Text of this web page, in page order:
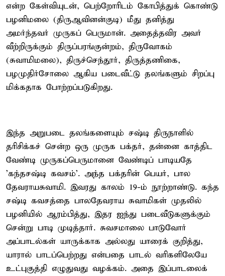
என்ற கேள்வியுடன், பெற்றோரிடம் கோபித்துக் கொண்டு
பழனிமலை (திருஆவினன்குடி) மீது தனித்து
அமர்ந்தவர் முருகப் பெருமான். அதைத்தவிர அவர்
வீற்றிருக்கும் திருப்பரங்குன்றம், திருவோகம்
(சுவாமிமலை), திருச்செந்தூர், திருத்தணிகை,
பழமுதிர்சோலை ஆகிய படைவீட்டு தலங்களும் சிறப்பு
மிக்கதாக போற்றப்படுகிறது.
இந்த அறுபடை தலங்களையும் சஷ்டி திருநாளில்
தரிசிக்கச் சென்ற ஒரு முருக பக்தர், தன்னை காத்திட
வேண்டி முருகப்பெருமானை வேண்டிப் பாடியதே
'கந்தசஷ்டி கவசம்'. அந்த பக்தரின் பெயர், பால
தேவராயசுவாமி. இவரது காலம் 19-ம் நூற்றாண்டு. கந்த
சஷ்டி கவசத்தை பாலதேவராய சுவாமிகள் முதலில்
பழனியில் ஆரம்பித்து, இதர ஐந்து படைவீடுகளுக்கும்
சென்று பாடி முடித்தார். சுவசமாலை பாடுவோர்
அப்பாடல்கள் யாருக்காக அல்லது யாரைக் குறித்து,
யாரால் பாடப்பெற்றது என்பதை பாடல் வரிகளிலேயே
உட்புகுத்தி எழுதுவது வழக்கம். அதை இப்பாடலைக்